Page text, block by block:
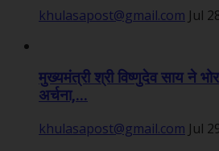
khulasapost@gmail.com Jul
मुख्यमंत्री श्री विष्णुदेव साय ने
अर्चना,...
khulasapost@gmail.com Jul